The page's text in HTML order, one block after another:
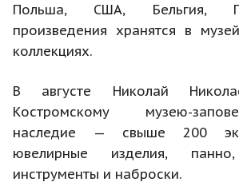
Польша, США, Бельгия,
произведения хранятся в
коллекциях.
В августе Николай
Костромскому музею-
наследие — свыше 200
ювелирные изделия,
инструменты и наброски.